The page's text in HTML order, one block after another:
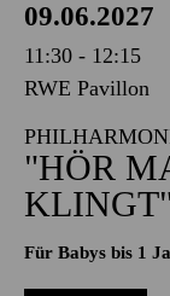
09.06.2027
11:30 - 12:15
RWE Pavillon
"HÖR
Für Babys bis 1